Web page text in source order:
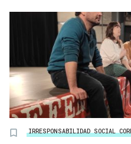
IRRESPONSABILIDAD SOCIAL